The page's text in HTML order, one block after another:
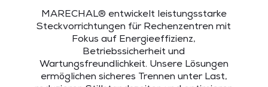
MARECHAL® entwickelt leistungsstarke
Steckvorrichtungen für Rechenzentren mit
Fokus auf Energieeffizienz,
Betriebssicherheit und
Wartungsfreundlichkeit. Unsere Lösungen
ermöglichen sicheres Trennen unter Last,